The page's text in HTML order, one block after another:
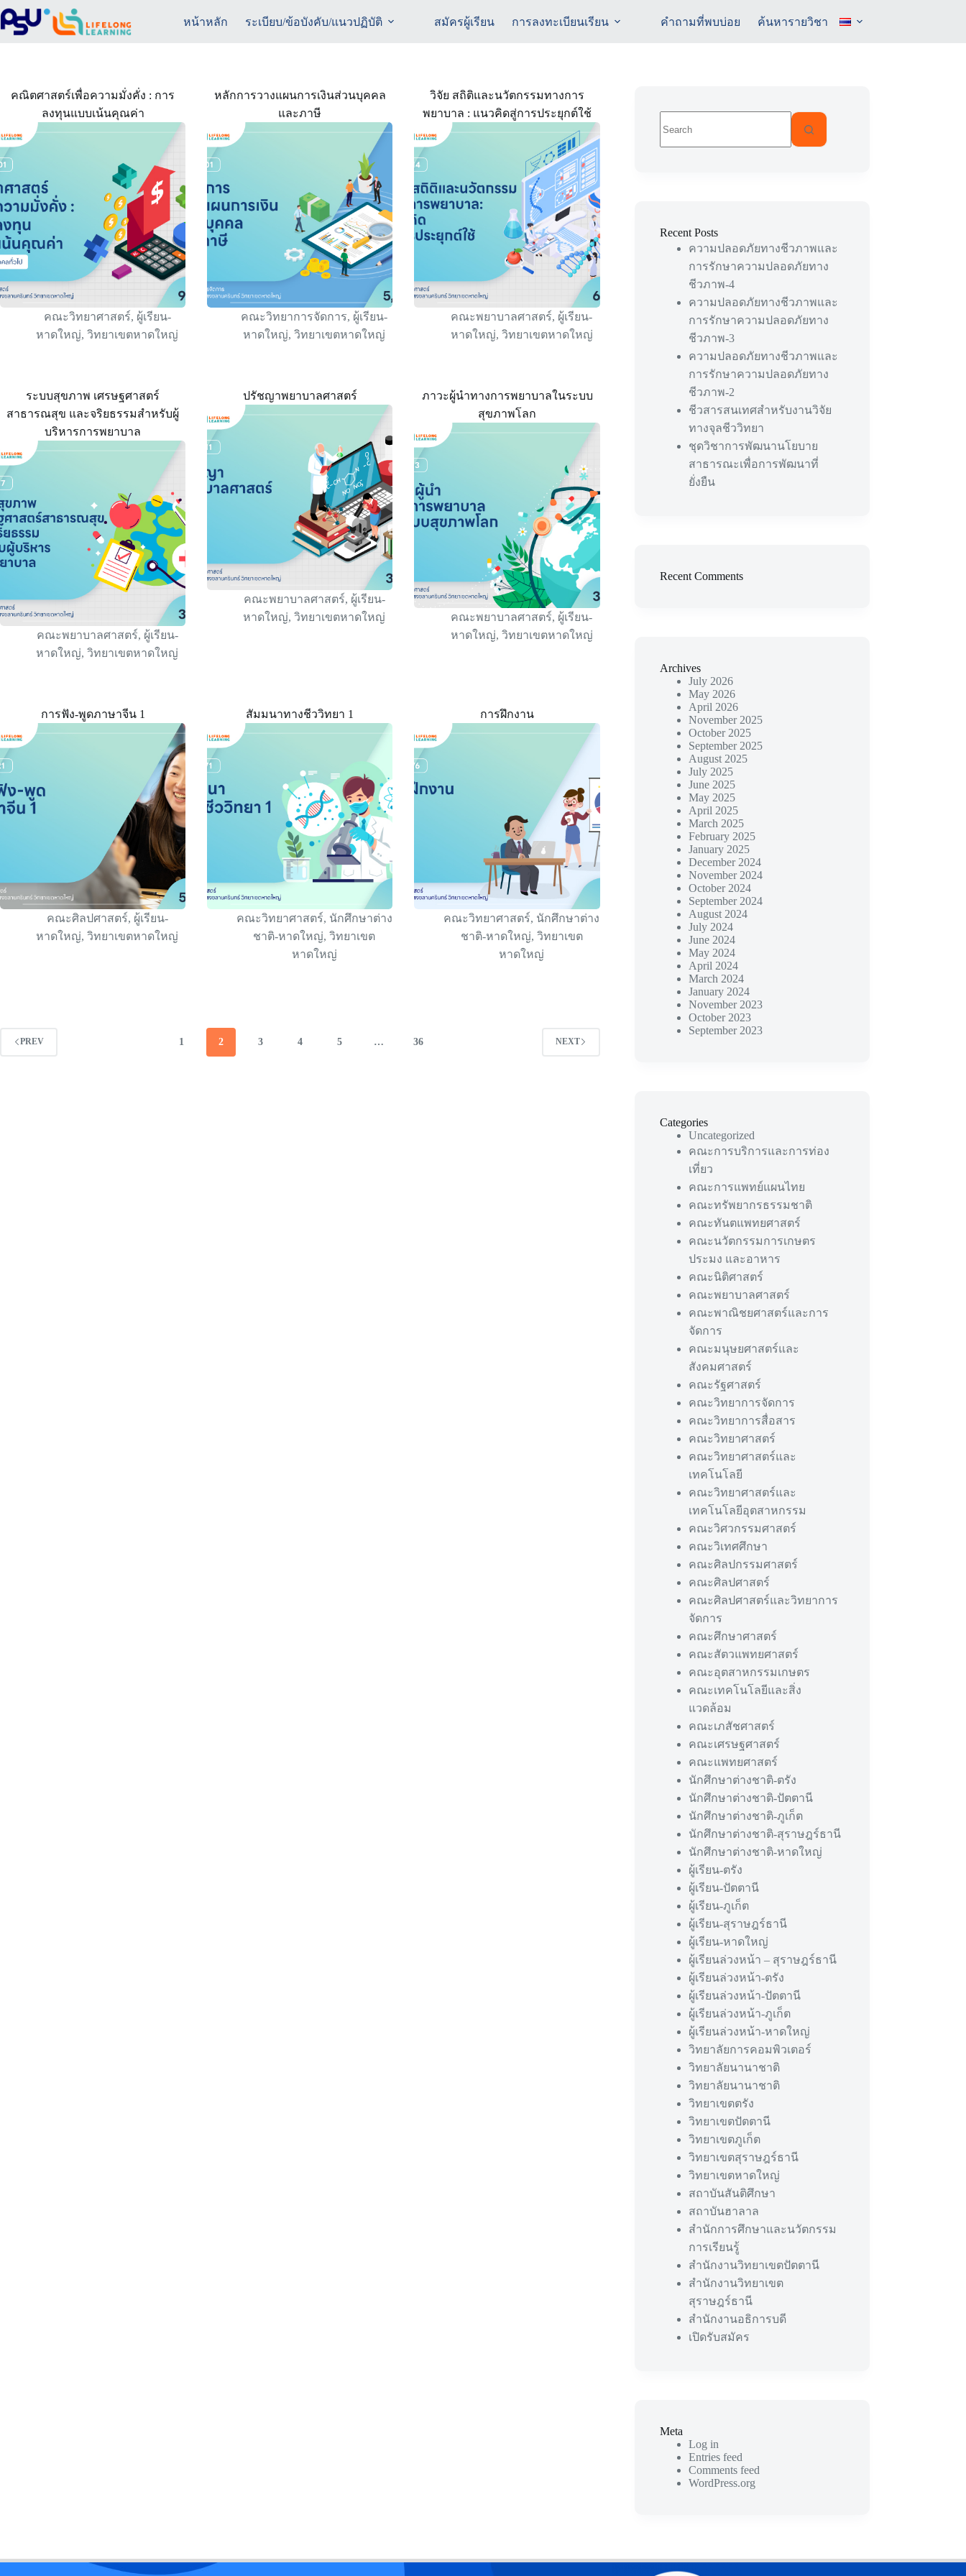
Skip
to
content
หน้าหลัก ระเบียบ/ข้อบังคับ/แนวปฏิบัติ สมัครผู้เรียน การลงทะเบียนเรียน คำถามที่พบบ่อย ค้นหารายวิชา
คณิตศาสตร์เพื่อความมั่งคั่ง : การ
ลงทุนแบบเน้นคุณค่า
คณะวิทยาศาสตร์, ผู้เรียน-
หาดใหญ่,วิทยาเขตหาดใหญ่
หลักการวางแผนการเงินส่วนบุคคล
และภาษี
คณะวิทยาการจัดการ, ผู้เรียน-
หาดใหญ่,วิทยาเขตหาดใหญ่
วิจัย สถิติและนวัตกรรมทางการ
พยาบาล : แนวคิดสู่การประยุกต์ใช้
คณะพยาบาลศาสตร์, ผู้เรียน-
หาดใหญ่, วิทยาเขตหาดใหญ่
ระบบสุขภาพ เศรษฐศาสตร์
สาธารณสุข และจริยธรรมสำหรับผู้
บริหารการพยาบาล
คณะพยาบาลศาสตร์, ผู้เรียน-
หาดใหญ่,วิทยาเขตหาดใหญ่
ปรัชญาพยาบาลศาสตร์
คณะพยาบาลศาสตร์, ผู้เรียน-
หาดใหญ่,วิทยาเขตหาดใหญ่
ภาวะผู้นำทางการพยาบาลในระบบ
สุขภาพโลก
คณะพยาบาลศาสตร์, ผู้เรียน-
หาดใหญ่, วิทยาเขตหาดใหญ่
การฟัง-พูดภาษาจีน 1
คณะศิลปศาสตร์, ผู้เรียน-
หาดใหญ่,วิทยาเขตหาดใหญ่
สัมมนาทางชีววิทยา 1
คณะวิทยาศาสตร์, นักศึกษาต่าง
ชาติ-หาดใหญ่,วิทยาเขต
หาดใหญ่
การฝึกงาน
คณะวิทยาศาสตร์, นักศึกษาต่าง
ชาติ-หาดใหญ่, วิทยาเขต
หาดใหญ่
PREV 1 2 3 4 5 … 36 NEXT
results
Recent Posts
ความปลอดภัยทางชีวภาพและ
การรักษาความปลอดภัยทาง
ชีวภาพ-4
ความปลอดภัยทางชีวภาพและ
การรักษาความปลอดภัยทาง
ชีวภาพ-3
ความปลอดภัยทางชีวภาพและ
การรักษาความปลอดภัยทาง
ชีวภาพ-2
ชีวสารสนเทศสำหรับงานวิจัย
ทางจุลชีววิทยา
ชุดวิชาการพัฒนานโยบาย
สาธารณะเพื่อการพัฒนาที่
ยั่งยืน
Recent Comments
Archives
July 2026
May 2026
April 2026
November 2025
October 2025
September 2025
August 2025
July 2025
June 2025
May 2025
April 2025
March 2025
February 2025
January 2025
December 2024
November 2024
October 2024
September 2024
August 2024
July 2024
June 2024
May 2024
April 2024
March 2024
January 2024
November 2023
October 2023
September 2023
Categories
Uncategorized
คณะการบริการและการท่อง
เที่ยว
คณะการแพทย์แผนไทย
คณะทรัพยากรธรรมชาติ
คณะทันตแพทยศาสตร์
คณะนวัตกรรมการเกษตร
ประมง และอาหาร
คณะนิติศาสตร์
คณะพยาบาลศาสตร์
คณะพาณิชยศาสตร์และการ
จัดการ
คณะมนุษยศาสตร์และ
สังคมศาสตร์
คณะรัฐศาสตร์
คณะวิทยาการจัดการ
คณะวิทยาการสื่อสาร
คณะวิทยาศาสตร์
คณะวิทยาศาสตร์และ
เทคโนโลยี
คณะวิทยาศาสตร์และ
เทคโนโลยีอุตสาหกรรม
คณะวิศวกรรมศาสตร์
คณะวิเทศศึกษา
คณะศิลปกรรมศาสตร์
คณะศิลปศาสตร์
คณะศิลปศาสตร์และวิทยาการ
จัดการ
คณะศึกษาศาสตร์
คณะสัตวแพทยศาสตร์
คณะอุตสาหกรรมเกษตร
คณะเทคโนโลยีและสิ่ง
แวดล้อม
คณะเภสัชศาสตร์
คณะเศรษฐศาสตร์
คณะแพทยศาสตร์
นักศึกษาต่างชาติ-ตรัง
นักศึกษาต่างชาติ-ปัตตานี
นักศึกษาต่างชาติ-ภูเก็ต
นักศึกษาต่างชาติ-สุราษฎร์ธานี
นักศึกษาต่างชาติ-หาดใหญ่
ผู้เรียน-ตรัง
ผู้เรียน-ปัตตานี
ผู้เรียน-ภูเก็ต
ผู้เรียน-สุราษฎร์ธานี
ผู้เรียน-หาดใหญ่
ผู้เรียนล่วงหน้า – สุราษฎร์ธานี
ผู้เรียนล่วงหน้า-ตรัง
ผู้เรียนล่วงหน้า-ปัตตานี
ผู้เรียนล่วงหน้า-ภูเก็ต
ผู้เรียนล่วงหน้า-หาดใหญ่
วิทยาลัยการคอมพิวเตอร์
วิทยาลัยนานาชาติ
วิทยาลัยนานาชาติ
วิทยาเขตตรัง
วิทยาเขตปัตตานี
วิทยาเขตภูเก็ต
วิทยาเขตสุราษฎร์ธานี
วิทยาเขตหาดใหญ่
สถาบันสันติศึกษา
สถาบันฮาลาล
สำนักการศึกษาและนวัตกรรม
การเรียนรู้
สำนักงานวิทยาเขตปัตตานี
สำนักงานวิทยาเขต
สุราษฎร์ธานี
สำนักงานอธิการบดี
เปิดรับสมัคร
Meta
Log in
Entries feed
Comments feed
WordPress.org